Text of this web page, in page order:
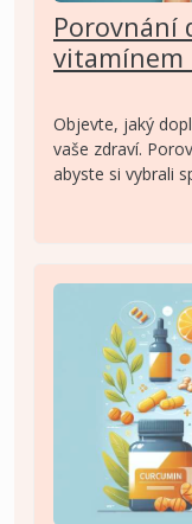
Porovnání
vitamínem
Objevte, jaký
vaše zdraví.
abyste si vybrali